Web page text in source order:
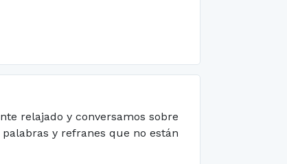
relajado y conversamos sobre
y refranes que no están